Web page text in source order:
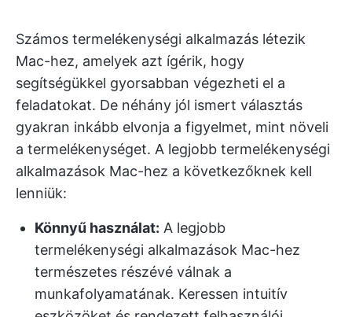
Számos termelékenységi alkalmazás létezik
Mac-hez, amelyek azt ígérik, hogy
segítségükkel gyorsabban végezheti el a
feladatokat. De néhány jól ismert választás
gyakran inkább elvonja a figyelmet, mint növeli
a termelékenységet. A legjobb termelékenységi
alkalmazások Mac-hez a következőknek kell
lenniük:
Könnyű használat: A legjobb
termelékenységi alkalmazások Mac-hez
természetes részévé válnak a
munkafolyamatának. Keressen intuitív